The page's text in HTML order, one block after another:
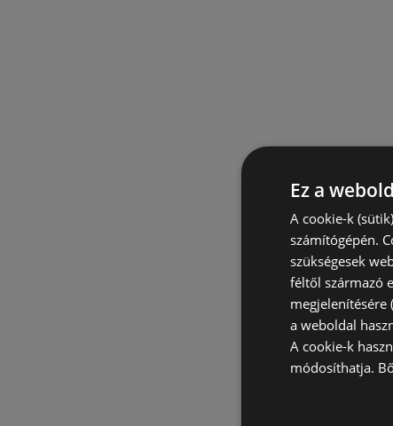
Ez a
A cookie-k
számítógépén.
szükségesek
féltől származó
megjelenítésére
a weboldal
A cookie-k
módosíthatja.